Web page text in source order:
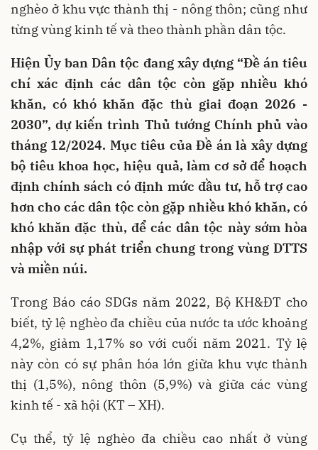
nghèo ở khu vực thành thị - nông thôn; cũng như
từng vùng kinh tế và theo thành phần dân tộc.
Hiện Ủy ban Dân tộc đang xây dựng “Đề án tiêu
chí xác định các dân tộc còn gặp nhiều khó
khăn, có khó khăn đặc thù giai đoạn 2026 -
2030”, dự kiến trình Thủ tướng Chính phủ vào
tháng 12/2024. Mục tiêu của Đề án là xây dựng
bộ tiêu khoa học, hiệu quả, làm cơ sở để hoạch
định chính sách có định mức đầu tư, hỗ trợ cao
hơn cho các dân tộc còn gặp nhiều khó khăn, có
khó khăn đặc thù, để các dân tộc này sớm hòa
nhập với sự phát triển chung trong vùng DTTS
và miền núi.
Trong Báo cáo SDGs năm 2022, Bộ KH&ĐT cho
biết, tỷ lệ nghèo đa chiều của nước ta ước khoảng
4,2%, giảm 1,17% so với cuối năm 2021. Tỷ lệ
này còn có sự phân hóa lớn giữa khu vực thành
thị (1,5%), nông thôn (5,9%) và giữa các vùng
kinh tế - xã hội (KT – XH).
Cụ thể, tỷ lệ nghèo đa chiều cao nhất ở vùng